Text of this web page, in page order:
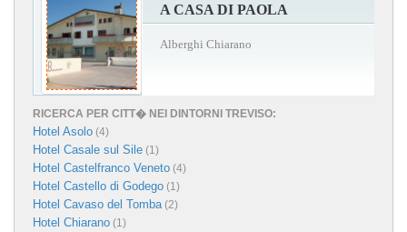
A CASA DI PAOLA
Alberghi Chiarano
RICERCA PER CITT� NEI DINTORNI TREVISO:
Hotel Asolo (4)
Hotel Casale sul Sile (1)
Hotel Castelfranco Veneto (4)
Hotel Castello di Godego (1)
Hotel Cavaso del Tomba(2)
Hotel Chiarano (1)